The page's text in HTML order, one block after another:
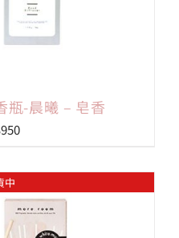
-晨曦 – 皂香
950
中